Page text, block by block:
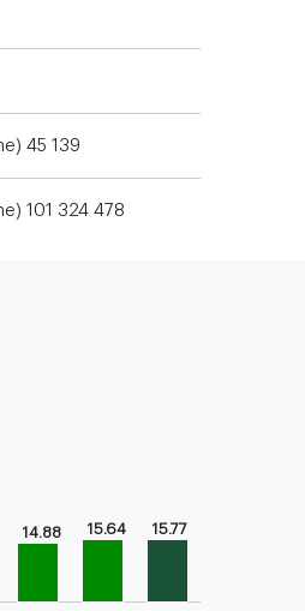
45 139
101 324 478
14.88
15.64 15.77